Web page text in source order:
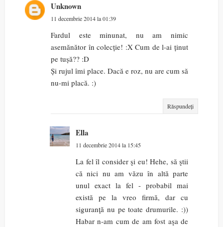
Unknown
11 decembrie 2014 la 01:39
Fardul este minunat, nu am nimic
asemănător în colecție! :X Cum de l-ai ținut
pe tușă?? :D
Și rujul îmi place. Dacă e roz, nu are cum să
nu-mi placă. :)
Răspundeți
Ella
11 decembrie 2014 la 15:45
La fel îl consider şi eu! Hehe, să ştii
că nici nu am văzu în altă parte
unul exact la fel - probabil mai
există pe la vreo firmă, dar cu
siguranţă nu pe toate drumurile. :))
Habar n-am cum de am fost aşa de